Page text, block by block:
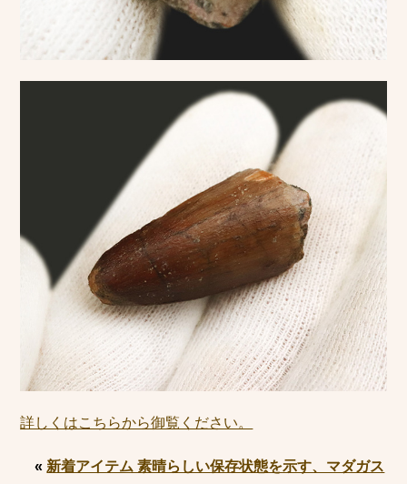
詳しくはこちらから御覧ください。
« 新着アイテム 素晴らしい保存状態を示す、マダガス